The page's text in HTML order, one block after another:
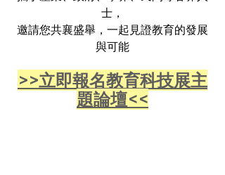
士，
邀請您共襄盛舉，一起見證教育的發展
與可能
>>立即報名教育科技展主
題論壇<<